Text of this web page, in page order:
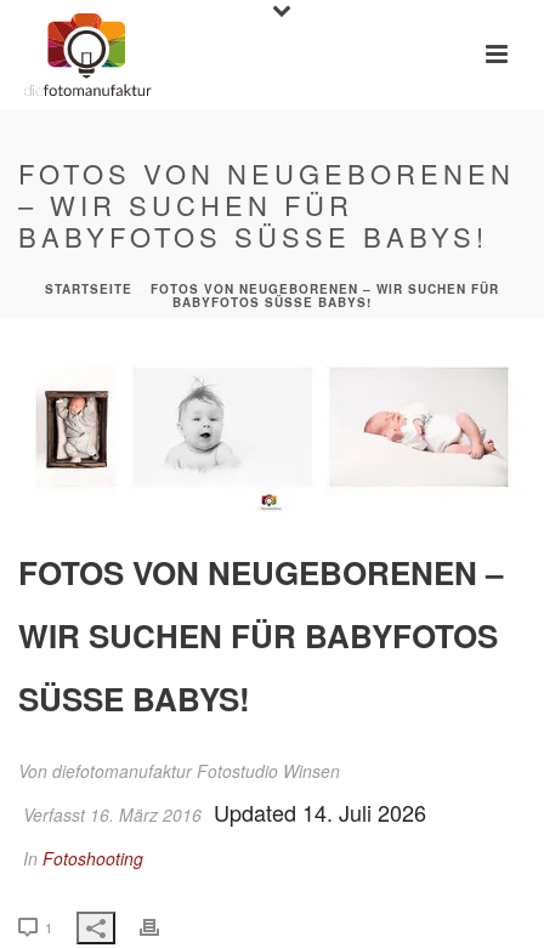
FOTOS VON NEUGEBORENEN
– WIR SUCHEN FÜR
BABYFOTOS SÜSSE BABYS!
STARTSEITE FOTOS VON NEUGEBORENEN – WIR SUCHEN FÜR
BABYFOTOS SÜSSE BABYS!
FOTOS VON NEUGEBORENEN –
WIR SUCHEN FÜR BABYFOTOS
SÜSSE BABYS!
Von diefotomanufaktur Fotostudio Winsen
Verfasst 16. März 2016 Updated 14. Juli 2026
In Fotoshooting
1